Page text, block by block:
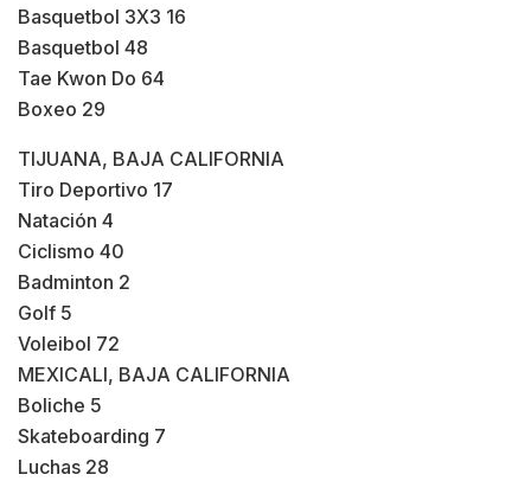
Basquetbol 3X3 16
Basquetbol 48
Tae Kwon Do 64
Boxeo 29
TIJUANA, BAJA CALIFORNIA
Tiro Deportivo 17
Natación 4
Ciclismo 40
Badminton 2
Golf 5
Voleibol 72
MEXICALI, BAJA CALIFORNIA
Boliche 5
Skateboarding 7
Luchas 28